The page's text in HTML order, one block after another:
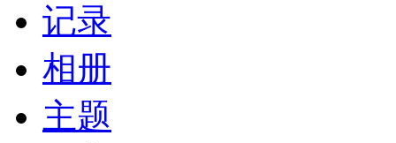
记录
相册
主题